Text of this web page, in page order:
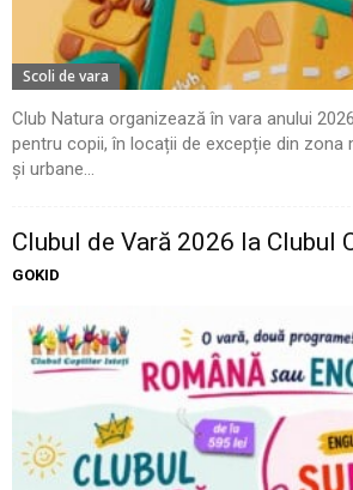
Scoli de vara
Club Natura organizează în vara anului
pentru copii, în locații de excepție din zona
și urbane...
Clubul de Vară 2026 la Clubul
GOKID